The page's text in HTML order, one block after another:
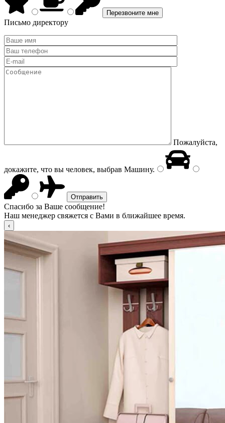
Письмо директору
Пожалуйста,
докажите, что вы человек, выбрав Машину.
Спасибо за Ваше сообщение!
Наш менеджер свяжется с Вами в ближайшее время.